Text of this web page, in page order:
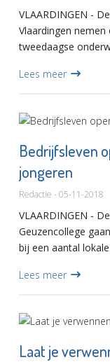
VLAARDINGEN -
Vlaardingen
tweedaagse
land en leren
Lees meer
Bedrijfsleven
jongeren
Redactie - 05-11-2018
VLAARDINGEN -
Geuzencollege
bij een aantal
mani...
Lees meer
Laat je